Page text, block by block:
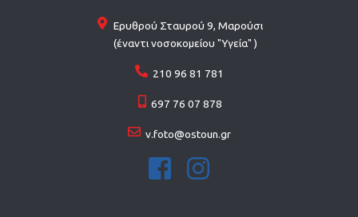
Ερυθρού Σταυρού 9, Μαρούσι
(έναντι νοσοκομείου "Υγεία" )
210 96 81 781
697 76 07 878
v.foto@ostoun.gr